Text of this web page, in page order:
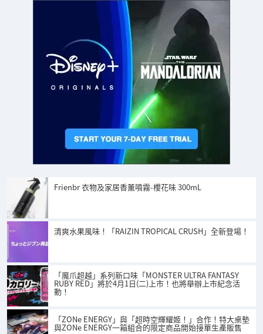
Frienbr 衣物及家居香薰噴霧-櫻花味 300mL
清爽水果風味！「RAIZIN TROPICAL CRUSH」全新登場！
「魔爪超越」系列新口味「MONSTER ULTRA FANTASY
RUBY RED」將於4月1日(二)上市！也將舉辦上市紀念活
動！
「ZONe ENERGY」與「超時空輝耀姬！」合作！特大桌墊
與ZONe ENERGY一箱組合的限定商品開始接單生產販售